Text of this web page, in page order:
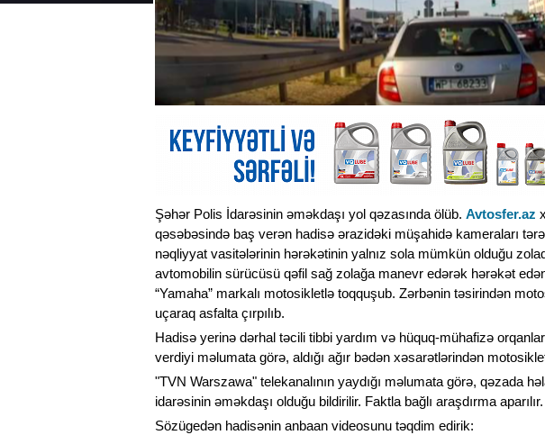
Şəhər Polis İdarəsinin əməkdaşı yol qəzasında ölüb. Avtosfer.az
qəsəbəsində baş verən hadisə ərazidəki müşahidə kameraları
nəqliyyat vasitələrinin hərəkətinin yalnız sola mümkün olduğu
avtomobilin sürücüsü qəfil sağ zolağa manevr edərək hərəkət
“Yamaha” markalı motosikletlə toqquşub. Zərbənin təsirindən
uçaraq asfalta çırpılıb.
Hadisə yerinə dərhal təcili tibbi yardım və hüquq-mühafizə
verdiyi məlumata görə, aldığı ağır bədən xəsarətlərindən
"TVN Warszawa" telekanalının yaydığı məlumata görə, qəzada
idarəsinin əməkdaşı olduğu bildirilir. Faktla bağlı araşdırma aparılır.
Sözügedən hadisənin anbaan videosunu təqdim edirik: